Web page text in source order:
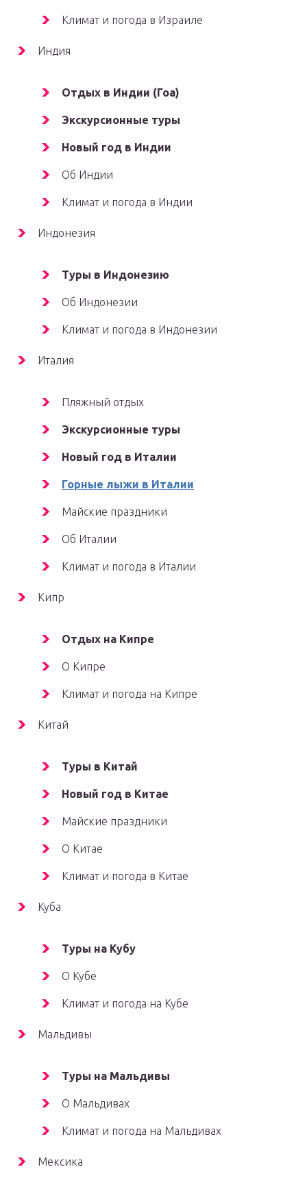
Климат и погода в Израиле
Индия
Отдых в Индии (Гоа)
Экскурсионные туры
Новый год в Индии
Об Индии
Климат и погода в Индии
Индонезия
Туры в Индонезию
Об Индонезии
Климат и погода в Индонезии
Италия
Пляжный отдых
Экскурсионные туры
Новый год в Италии
Горные лыжи в Италии
Майские праздники
Об Италии
Климат и погода в Италии
Кипр
Отдых на Кипре
О Кипре
Климат и погода на Кипре
Китай
Туры в Китай
Новый год в Китае
Майские праздники
О Китае
Климат и погода в Китае
Куба
Туры на Кубу
О Кубе
Климат и погода на Кубе
Мальдивы
Туры на Мальдивы
О Мальдивах
Климат и погода на Мальдивах
Мексика